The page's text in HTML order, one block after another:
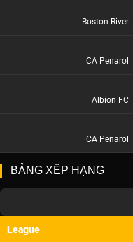
Boston River
CA Penarol
Albion FC
CA Penarol
BẢNG XẾP HẠNG
League